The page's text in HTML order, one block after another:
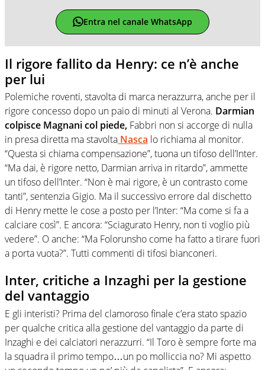
Entra nel canale WhatsApp
Il rigore fallito da Henry: ce n’è anche
per lui
Polemiche roventi, stavolta di marca nerazzurra, anche per il
rigore concesso dopo un paio di minuti al Verona. Darmian
colpisce Magnani col piede, Fabbri non si accorge di nulla
in presa diretta ma stavolta Nasca lo richiama al monitor.
“Questa si chiama compensazione”, tuona un tifoso dell’Inter.
“Ma dai, è rigore netto, Darmian arriva in ritardo”, ammette
un tifoso dell’Inter. “Non è mai rigore, è un contrasto come
tanti”, sentenzia Gigio. Ma il successivo errore dal dischetto
di Henry mette le cose a posto per l’Inter: “Ma come si fa a
calciare così”. E ancora: “Sciagurato Henry, non ti voglio più
vedere”. O anche: “Ma Folorunsho come ha fatto a tirare fuori
a porta vuota?”. Tutti commenti di tifosi bianconeri.
Inter, critiche a Inzaghi per la gestione
del vantaggio
E gli interisti? Prima del clamoroso finale c’era stato spazio
per qualche critica alla gestione del vantaggio da parte di
Inzaghi e dei calciatori nerazzurri. “Il Toro è sempre forte ma
la squadra il primo tempo…un po molliccia no? Mi aspetto